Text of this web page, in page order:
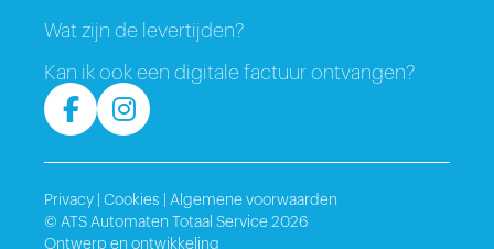
Wat zijn de levertijden?
Kan ik ook een digitale factuur ontvangen?
Ontwerp en ontwikkeling
© ATS Automaten Totaal Service 2026
Privacy Cookies Algemene voorwaarden